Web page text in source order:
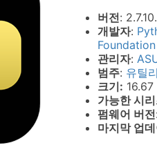
버전:
개발자:
Foundation
관리자:
범주: 유틸
크기: 16.67
가능한 시
펌웨어 버전
마지막 업